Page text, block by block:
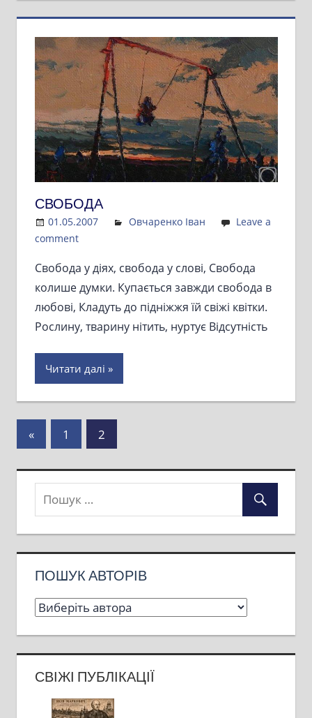
СВОБОДА
01.05.2007 Admin
Овчаренко Іван
Leave a
comment
Свобода у діях, свобода у слові, Свобода
колише думки. Купається завжди свобода в
любові, Кладуть до підніжжя їй свіжі квітки.
Рослину, тварину нітить, нуртує Відсутність
Читати далі
Пагінація
«Previous
Posts
1 2
ПОШУК АВТОРІВ
СВІЖІ ПУБЛІКАЦІЇ